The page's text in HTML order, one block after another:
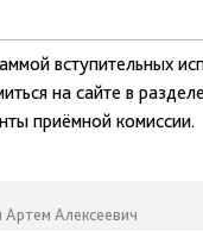
вступительных
на сайте в
приёмной комиссии.
Алексеевич